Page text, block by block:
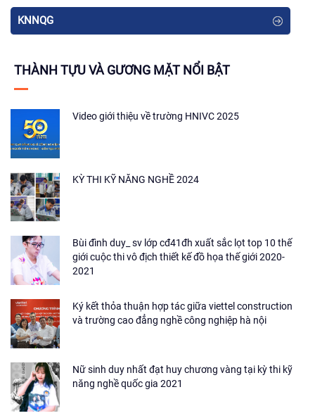
KNNQG
THÀNH TỰU VÀ GƯƠNG MẶT NỔI BẬT
Video giới thiệu về trường HNIVC 2025
KỲ THI KỸ NĂNG NGHỀ 2024
Bùi đình duy_ sv lớp cđ41đh xuất sắc lọt top 10 thế
giới cuộc thi vô địch thiết kế đồ họa thế giới 2020-
2021
Ký kết thỏa thuận hợp tác giữa viettel construction
và trường cao đẳng nghề công nghiệp hà nội
Nữ sinh duy nhất đạt huy chương vàng tại kỳ thi kỹ
năng nghề quốc gia 2021